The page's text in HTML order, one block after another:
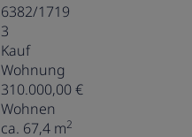
6382/1719
3
Kauf
Wohnung
310.000,00 €
Wohnen
ca. 67,4 m2